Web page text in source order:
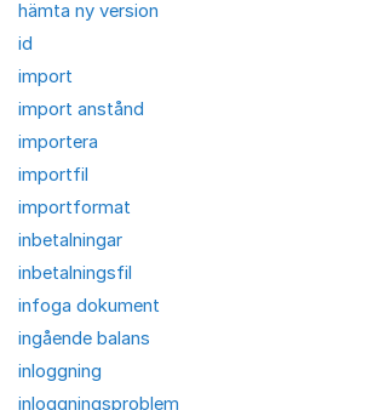
hämta ny version
id
import
import anstånd
importera
importfil
importformat
inbetalningar
inbetalningsfil
infoga dokument
ingående balans
inloggning
inloggningsproblem